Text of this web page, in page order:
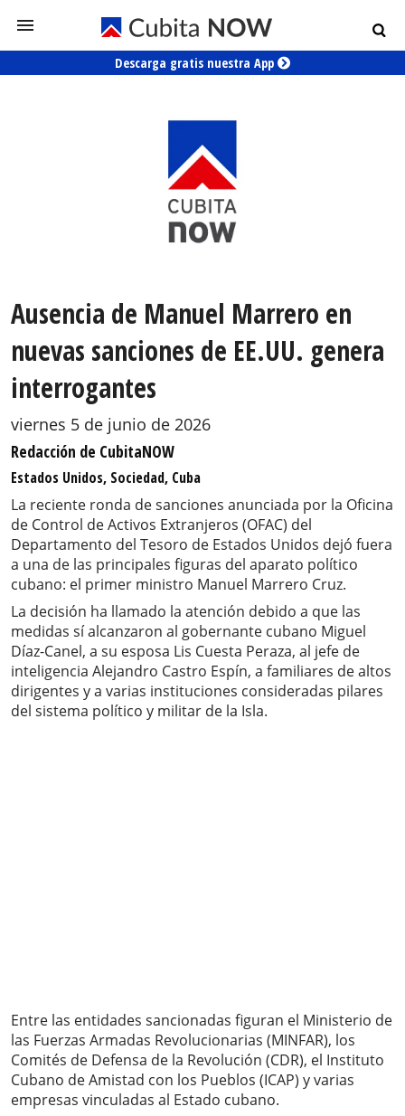
Descarga gratis nuestra App
Ausencia de Manuel Marrero en
nuevas sanciones de EE.UU. genera
interrogantes
viernes 5 de junio de 2026
Redacción de CubitaNOW
Estados Unidos, Sociedad, Cuba
La reciente ronda de sanciones anunciada por la Oficina
de Control de Activos Extranjeros (OFAC) del
Departamento del Tesoro de Estados Unidos dejó fuera
a una de las principales figuras del aparato político
cubano: el primer ministro Manuel Marrero Cruz.
La decisión ha llamado la atención debido a que las
medidas sí alcanzaron al gobernante cubano Miguel
Díaz-Canel, a su esposa Lis Cuesta Peraza, al jefe de
inteligencia Alejandro Castro Espín, a familiares de altos
dirigentes y a varias instituciones consideradas pilares
del sistema político y militar de la Isla.
Entre las entidades sancionadas figuran el Ministerio de
las Fuerzas Armadas Revolucionarias (MINFAR), los
Comités de Defensa de la Revolución (CDR), el Instituto
Cubano de Amistad con los Pueblos (ICAP) y varias
empresas vinculadas al Estado cubano.